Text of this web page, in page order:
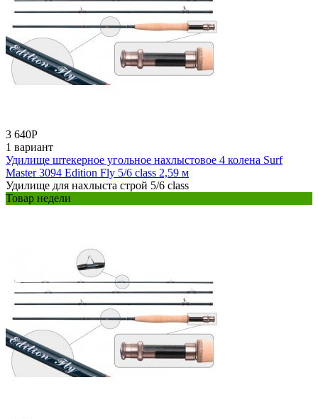
3 640Р
1 вариант
Удилище штекерное угольное нахлыстовое 4 колена Surf
Master 3094 Edition Fly 5/6 class 2,59 м
Удилище для нахлыста строй 5/6 class
Товар недели